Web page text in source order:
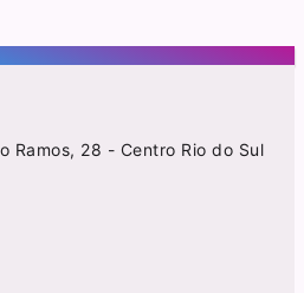
Ramos, 28 - Centro Rio do Sul